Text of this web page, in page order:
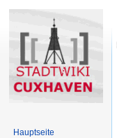
Hauptseite